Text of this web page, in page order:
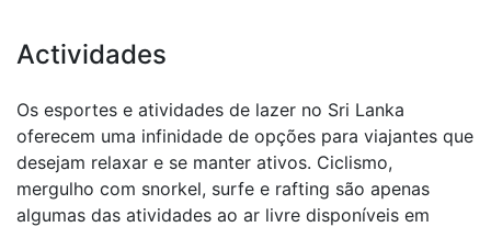
Actividades
Os esportes e atividades de lazer no Sri Lanka
oferecem uma infinidade de opções para viajantes que
desejam relaxar e se manter ativos. Ciclismo,
mergulho com snorkel, surfe e rafting são apenas
algumas das atividades ao ar livre disponíveis em